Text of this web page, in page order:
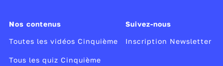
Nos contenus
Toutes les vidéos Cinquième
Tous les quiz Cinquième
Suivez-nous
Inscription Newsletter